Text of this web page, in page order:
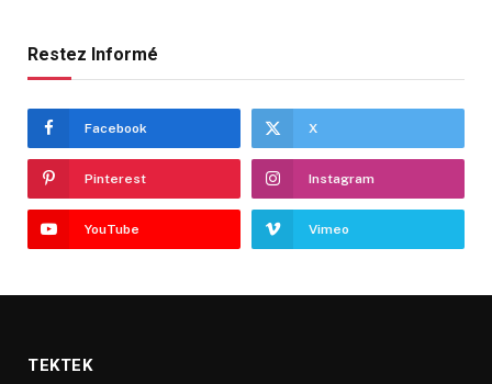
Restez Informé
Facebook X
Pinterest Instagram
YouTube Vimeo
TEKTEK